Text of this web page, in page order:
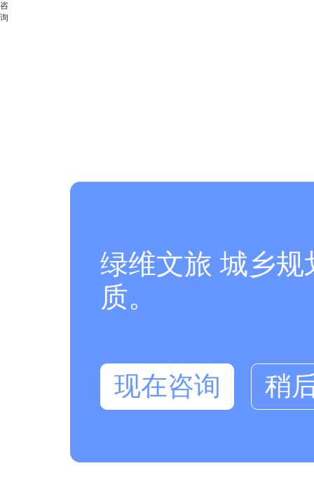
咨
询
绿维文旅 城乡
质。
现在咨询 稍